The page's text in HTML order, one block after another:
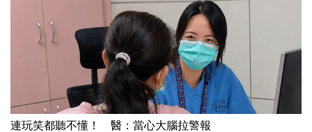
連玩笑都聽不懂！ 醫：當心大腦拉警報